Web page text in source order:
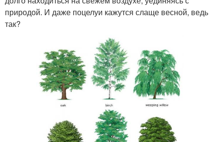
природой. И даже поцелуи кажутся слаще весной, ведь
так?